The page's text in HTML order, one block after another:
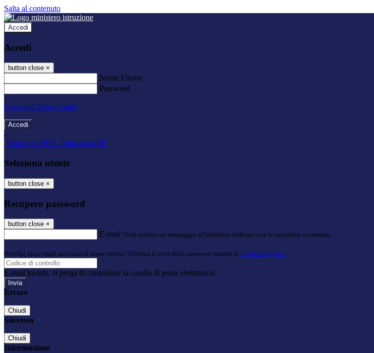
Salta al contenuto
Accedi
Accedi
button close ×
Nome Utente
Password
Password dimenticata?
-
Entra con SPID Entra con CIE
Seleziona utente
button close ×
Recupero password
button close ×
E-mail Verrà inviato un messaggio all'indirizzo indicato con le istruzioni necessarie.
Non hai una e-mail associata al nome utente? Effettua il reset della password tramite la Login Spaggiari
E-mail inviata, si prega di controllare la casella di posta elettronica!
Errore
Chiudi
Successo
Chiudi
Informazione